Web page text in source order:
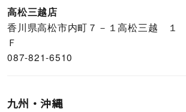
高松三越店
香川県高松市内町７－１高松三越 １
Ｆ
087-821-6510
九州・沖縄